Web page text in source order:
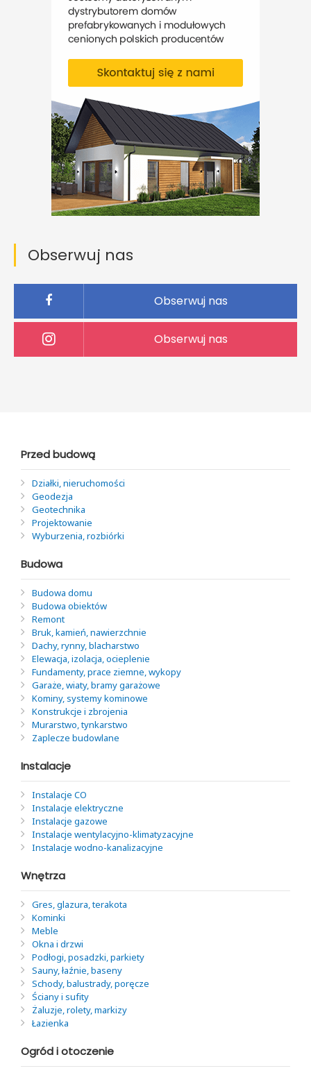
Obserwuj nas
Obserwuj nas
Obserwuj nas
Przed budową
Działki, nieruchomości
Geodezja
Geotechnika
Projektowanie
Wyburzenia, rozbiórki
Budowa
Budowa domu
Budowa obiektów
Remont
Bruk, kamień, nawierzchnie
Dachy, rynny, blacharstwo
Elewacja, izolacja, ocieplenie
Fundamenty, prace ziemne, wykopy
Garaże, wiaty, bramy garażowe
Kominy, systemy kominowe
Konstrukcje i zbrojenia
Murarstwo, tynkarstwo
Zaplecze budowlane
Instalacje
Instalacje CO
Instalacje elektryczne
Instalacje gazowe
Instalacje wentylacyjno-klimatyzacyjne
Instalacje wodno-kanalizacyjne
Wnętrza
Gres, glazura, terakota
Kominki
Meble
Okna i drzwi
Podłogi, posadzki, parkiety
Sauny, łaźnie, baseny
Schody, balustrady, poręcze
Ściany i sufity
Żaluzje, rolety, markizy
Łazienka
Ogród i otoczenie